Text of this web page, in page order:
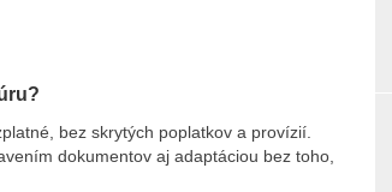
bez skrytých poplatkov a provízií.
dokumentov aj adaptáciou bez toho,